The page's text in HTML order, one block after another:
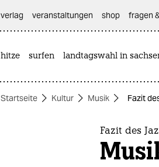
themen
verlag
veranstaltungen shop fragen
hitze surfen landtagswahl in
Startseite Kultur Musik Fazit
Fazit des